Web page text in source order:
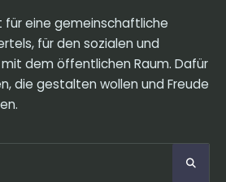
für eine gemeinschaftliche
für den sozialen und
dem öffentlichen Raum. Dafür
die gestalten wollen und Freude